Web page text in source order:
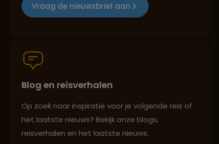
Best beoordeelde reisroutes
Reizen met oog voor mens, cultuur en milieu
Vraag de nieuwsbrief aan
Blog en reisverhalen
Op zoek naar inspiratie voor je volgende reis of
het laatste nieuws? Bekijk onze blogs,
reisverhalen en het laatste nieuws.